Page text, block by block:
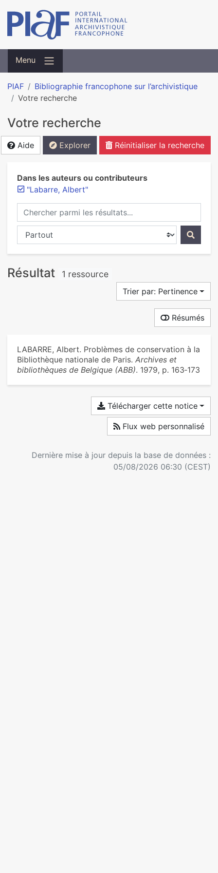
Menu
PIAF
Bibliographie francophone sur l’archivistique
Votre recherche
Votre recherche
Aide Explorer Réinitialiser la recherche
Dans les auteurs ou contributeurs
"Labarre, Albert"
Chercher parmi les résultats...
Chercher dans...
Résultat 1 ressource
Trier par: Pertinence
Résumés
LABARRE, Albert. Problèmes de conservation à la
Bibliothèque nationale de Paris. Archives et
bibliothèques de Belgique (ABB). 1979, p. 163‑173
Télécharger cette notice
Flux web personnalisé
Dernière mise à jour depuis la base de données :
05/08/2026 06:30 (CEST)